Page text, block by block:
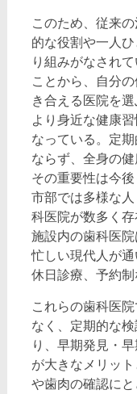
このため、従来
的な役割や一人
り組みがなされ
ことから、自分
き合える医院を
より身近な健康
なっている。定
ならず、全身の
その重要性は今
市部では多様な
科医院が数多く
施設内の歯科医
忙しい現代人が
休日診療、予約制
これらの歯科医
なく、定期的な
り、早期発見・
が大きなメリッ
や歯肉の確認に